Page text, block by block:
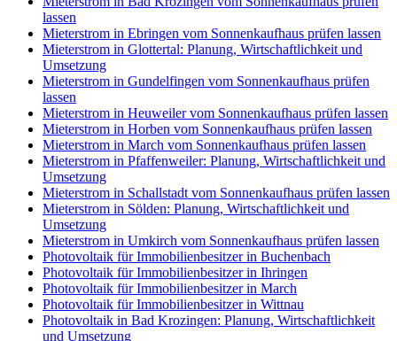
lassen
Mieterstrom in Ebringen vom Sonnenkaufhaus prüfen lassen
Mieterstrom in Glottertal: Planung, Wirtschaftlichkeit und
Umsetzung
Mieterstrom in Gundelfingen vom Sonnenkaufhaus prüfen
lassen
Mieterstrom in Heuweiler vom Sonnenkaufhaus prüfen lassen
Mieterstrom in Horben vom Sonnenkaufhaus prüfen lassen
Mieterstrom in March vom Sonnenkaufhaus prüfen lassen
Mieterstrom in Pfaffenweiler: Planung, Wirtschaftlichkeit und
Umsetzung
Mieterstrom in Schallstadt vom Sonnenkaufhaus prüfen lassen
Mieterstrom in Sölden: Planung, Wirtschaftlichkeit und
Umsetzung
Mieterstrom in Umkirch vom Sonnenkaufhaus prüfen lassen
Photovoltaik für Immobilienbesitzer in Buchenbach
Photovoltaik für Immobilienbesitzer in Ihringen
Photovoltaik für Immobilienbesitzer in March
Photovoltaik für Immobilienbesitzer in Wittnau
Photovoltaik in Bad Krozingen: Planung, Wirtschaftlichkeit
und Umsetzung